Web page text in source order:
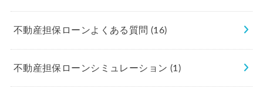
不動産担保ローンよくある質問(16)
不動産担保ローンシミュレーション (1)